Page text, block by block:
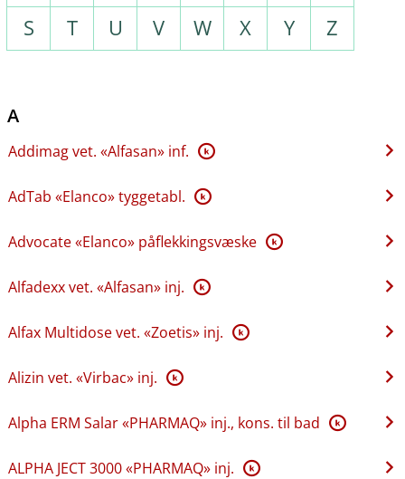
S
T U V W X Y Z
A
Addimag vet. «Alfasan» inf. K
AdTab «Elanco» tyggetabl. K
Advocate «Elanco» påflekkingsvæske K
Alfadexx vet. «Alfasan» inj. K
Alfax Multidose vet. «Zoetis» inj. K
Alizin vet. «Virbac» inj. K
Alpha ERM Salar «PHARMAQ» inj., kons. til bad K
ALPHA JECT 3000 «PHARMAQ» inj. K